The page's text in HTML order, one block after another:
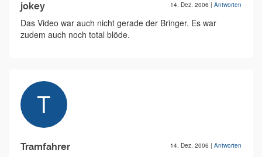
jokey 14. Dez. 2006 | Antworten
Das Video war auch nicht gerade der Bringer. Es war
zudem auch noch total blöde.
Tramfahrer 14. Dez. 2006 | Antworten